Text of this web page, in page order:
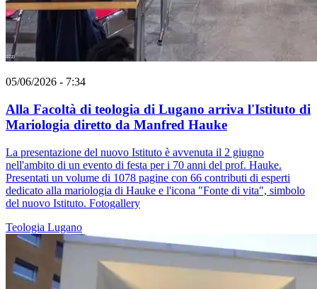
05/06/2026 - 7:34
Alla Facoltà di teologia di Lugano arriva l'Istituto di
Mariologia diretto da Manfred Hauke
La presentazione del nuovo Istituto è avvenuta il 2 giugno
nell'ambito di un evento di festa per i 70 anni del prof. Hauke.
Presentati un volume di 1078 pagine con 66 contributi di esperti
dedicato alla mariologia di Hauke e l'icona "Fonte di vita", simbolo
del nuovo Istituto. Fotogallery
Teologia Lugano